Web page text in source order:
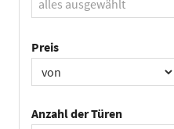
alles ausgewählt
Preis
Anzahl der Türen